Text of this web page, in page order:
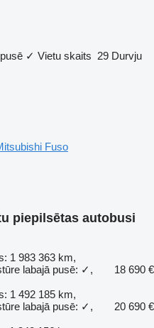
✓ Vietu skaits 29 Durvju
Fuso
piepilsētas autobusi
1 983 363 km,
labajā pusē: ✓,
18 690 €
1 492 185 km,
labajā pusē: ✓,
20 690 €